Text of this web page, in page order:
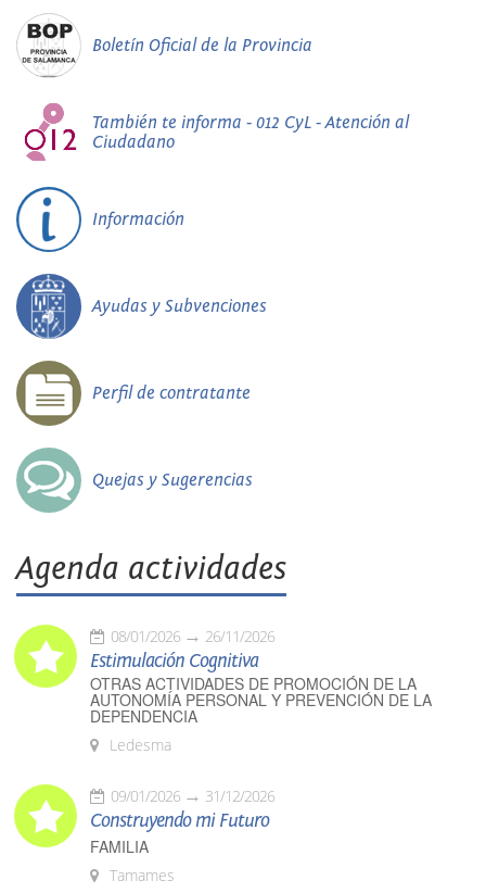
Boletín Oficial de la Provincia
También te informa - 012 CyL - Atención al
Ciudadano
Información
Ayudas y Subvenciones
Perfil de contratante
Quejas y Sugerencias
Agenda actividades
08/01/2026 26/11/2026
Estimulación Cognitiva
OTRAS ACTIVIDADES DE PROMOCIÓN DE LA
AUTONOMÍA PERSONAL Y PREVENCIÓN DE LA
DEPENDENCIA
Ledesma
09/01/2026 31/12/2026
Construyendo mi Futuro
FAMILIA
Tamames